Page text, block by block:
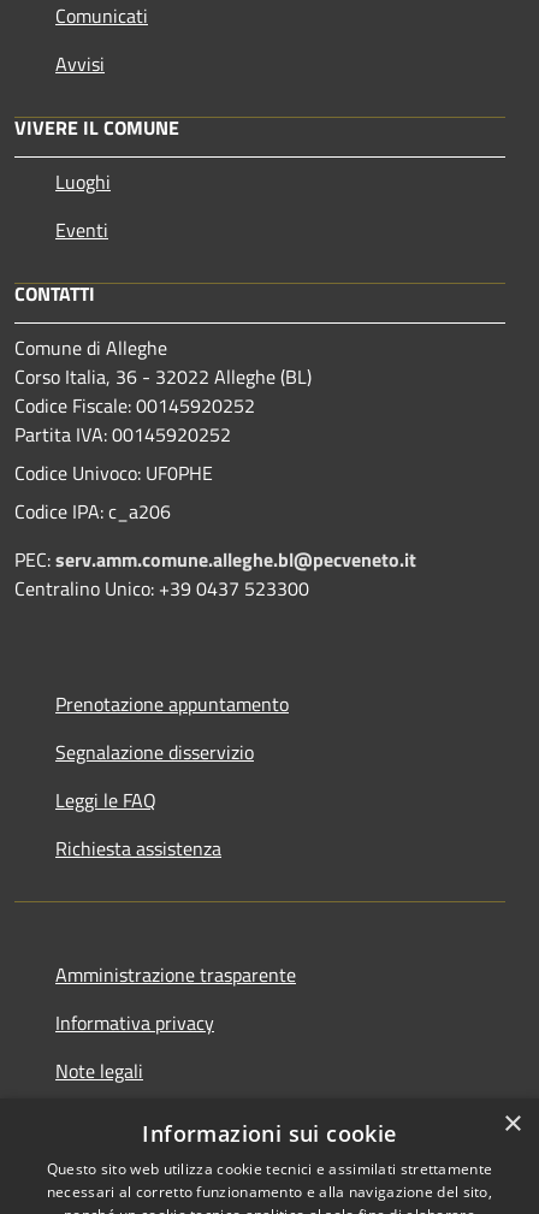
Comunicati
Avvisi
VIVERE IL COMUNE
Luoghi
Eventi
CONTATTI
Comune di Alleghe
Corso Italia, 36 - 32022 Alleghe (BL)
Codice Fiscale: 00145920252
Partita IVA: 00145920252
Codice Univoco: UF0PHE
Codice IPA: c_a206
PEC:serv.amm.comune.alleghe.bl@pecveneto.it
Centralino Unico: +39 0437 523300
Prenotazione appuntamento
Segnalazione disservizio
Leggi le FAQ
Richiesta assistenza
Amministrazione trasparente
Informativa privacy
Note legali
Dichiarazione di accessibilità
×
Informazioni sui cookie
Questo sito web utilizza cookie tecnici e assimilati strettamente
necessari al corretto funzionamento e alla navigazione del sito,